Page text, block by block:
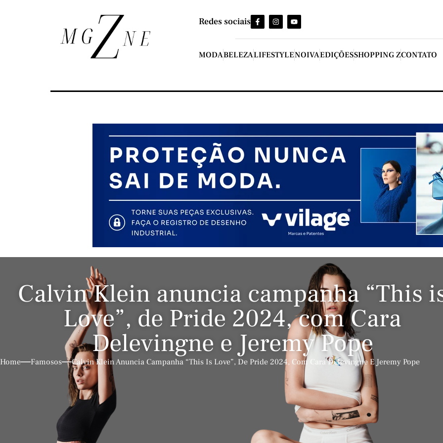
Redes sociais
MODABELEZALIFESTYLENOIVAEDIÇÕESSHOPPING ZCONTATO
Calvin Klein anuncia campanha “This
Love”, de Pride 2024, com Cara
Delevingne e Jeremy Pope
Home Famosos Calvin Klein Anuncia Campanha “This Is Love”, De Pride 2024, Com Cara Delevingne E Jeremy Pope